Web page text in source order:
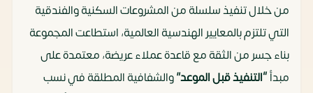
من خلال تنفيذ سلسلة من المشروعات السكنية والفندقية
التي تلتزم بالمعايير الهندسية العالمية، استطاعت المجموعة
بناء جسر من الثقة مع قاعدة عملاء عريضة، معتمدة على
مبدأ“التنفيذ قبل الموعد”والشفافية المطلقة في نسب